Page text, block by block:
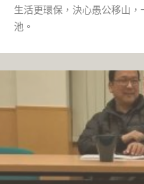
生活更環保，決心愚公移山
池。